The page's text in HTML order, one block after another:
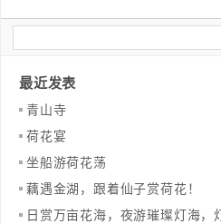
最近发表
青山寺
荷花宴
坐船游荷花荡
藕遇金湖，跟着仙子赏荷花！
日赏万亩花海，夜游璀璨灯海，